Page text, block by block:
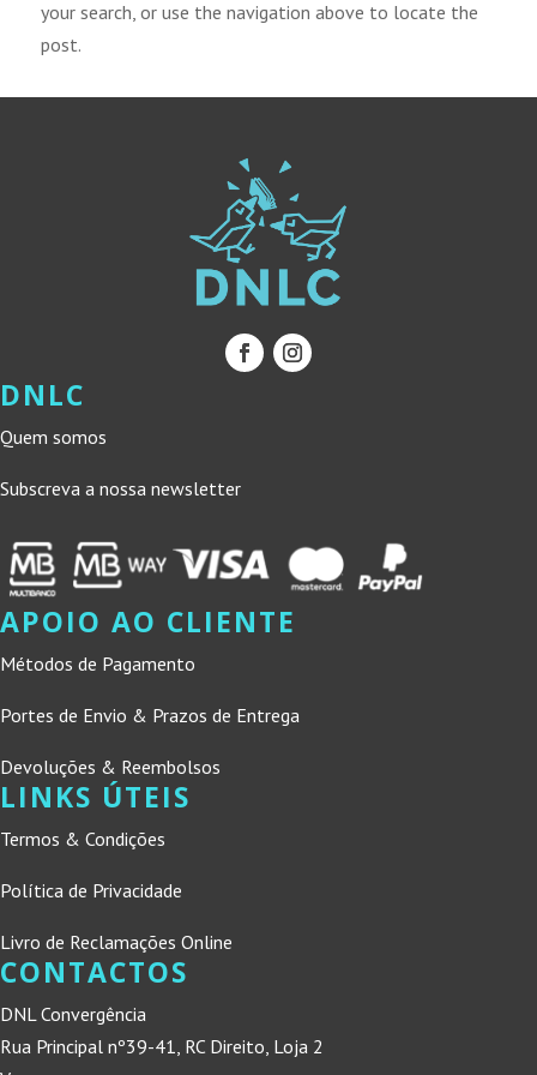
your search, or use the navigation above to locate the
post.
DNLC
Quem somos
Subscreva a nossa newsletter
APOIO AO CLIENTE
Métodos de Pagamento
Portes de Envio & Prazos de Entrega
Devoluções & Reembolsos
LINKS ÚTEIS
Termos & Condições
Política de Privacidade
Livro de Reclamações Online
CONTACTOS
DNL Convergência
Rua Principal nº39-41, RC Direito, Loja 2